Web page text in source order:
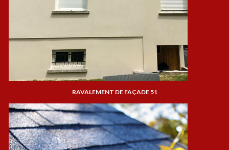
RAVALEMENT DE FAÇADE 51